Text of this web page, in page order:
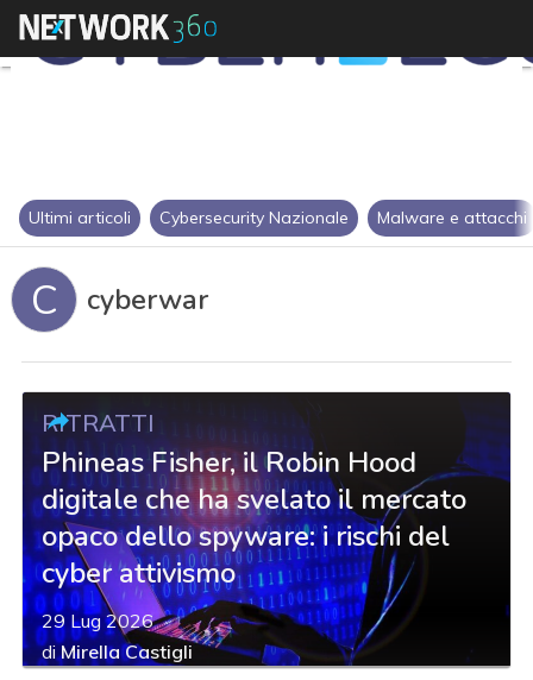
Ultimi articoli Cybersecurity Nazionale Malware e attacchi
C cyberwar
RITRATTI
Phineas Fisher, il Robin Hood
digitale che ha svelato il mercato
opaco dello spyware: i rischi del
cyber attivismo
29 Lug 2026
diMirella Castigli